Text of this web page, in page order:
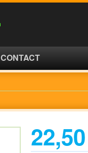
CONTACT
22,50